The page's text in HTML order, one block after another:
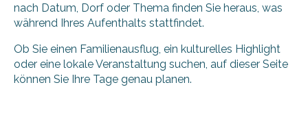
nach Datum, Dorf oder Thema finden Sie heraus, was
während Ihres Aufenthalts stattfindet.
Ob Sie einen Familienausflug, ein kulturelles Highlight
oder eine lokale Veranstaltung suchen, auf dieser Seite
können Sie Ihre Tage genau planen.